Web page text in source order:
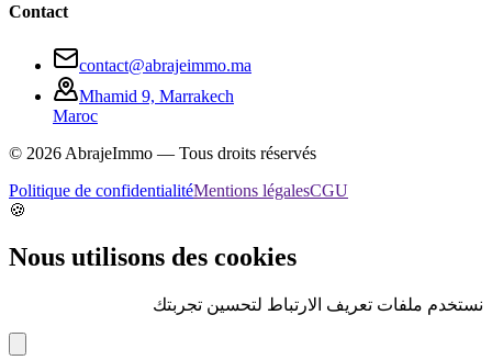
Contact
contact@abrajeimmo.ma
Mhamid 9, Marrakech
Maroc
© 2026AbrajeImmo — Tous droits réservés
Politique de confidentialitéMentions légalesCGU
🍪
Nous utilisons des cookies
نستخدم ملفات تعريف الارتباط لتحسين تجربتك